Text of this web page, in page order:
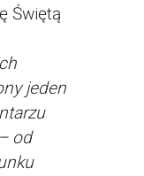
Świętą
jeden
od